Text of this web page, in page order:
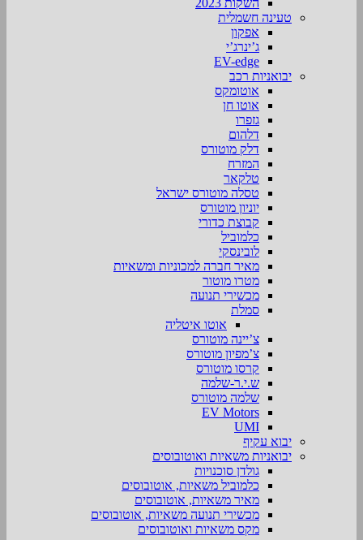
טעינה חשמלית
אפקון
ג’ינרג’י
EV-edge
יבואניות רכב
אוטומקס
אוטו חן
גזפרו
דלהום
דלק מוטורס
המזרח
טלקאר
טסלה מוטורס ישראל
יוניון מוטורס
קבוצת כדורי
כלמוביל
לובינסקי
מאיר חברה למכוניות ומשאיות
מטרו מוטור
מכשירי תנועה
סמלת
אוטו איטליה
צ’יינה מוטורס
צ’מפיון מוטורס
קרסו מוטורס
ש.י.ר-שלמה
שלמה מוטורס
EV Motors
UMI
יבוא עקיף
יבואניות משאיות ואוטובוסים
גולדן סוכנויות
כלמוביל משאיות, אוטובוסים
מאיר משאיות, אוטובוסים
מכשירי תנועה משאיות, אוטובוסים
מקס משאיות ואוטובוסים